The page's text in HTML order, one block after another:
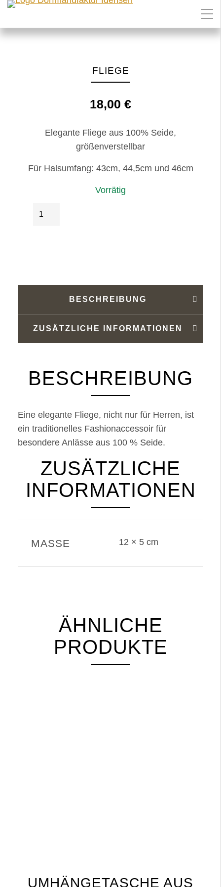
FLIEGE
18,00 €
Elegante Fliege aus 100% Seide,
größenverstellbar
Für Halsumfang: 43cm, 44,5cm und 46cm
Vorrätig
Fliege
BESCHREIBUNG
ZUSÄTZLICHE INFORMATIONEN
BESCHREIBUNG
Eine elegante Fliege, nicht nur für Herren, ist
ein traditionelles Fashionaccessoir für
besondere Anlässe aus 100 % Seide.
ZUSÄTZLICHE
INFORMATIONEN
MASSE 12 × 5 cm
ÄHNLICHE
PRODUKTE
UMHÄNGETASCHE AUS